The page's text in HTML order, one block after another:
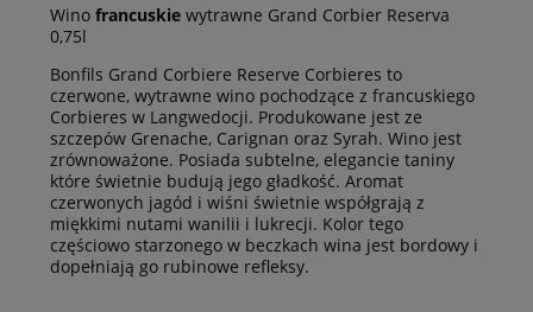
Wino francuskie wytrawne Grand Corbier Reserva
0,75l
Bonfils Grand Corbiere Reserve Corbieres to
czerwone, wytrawne wino pochodzące z francuskiego
Corbieres w Langwedocji. Produkowane jest ze
szczepów Grenache, Carignan oraz Syrah. Wino jest
zrównoważone. Posiada subtelne, elegancie taniny
które świetnie budują jego gładkość. Aromat
czerwonych jagód i wiśni świetnie współgrają z
miękkimi nutami wanilii i lukrecji. Kolor tego
częściowo starzonego w beczkach wina jest bordowy i
dopełniają go rubinowe refleksy.